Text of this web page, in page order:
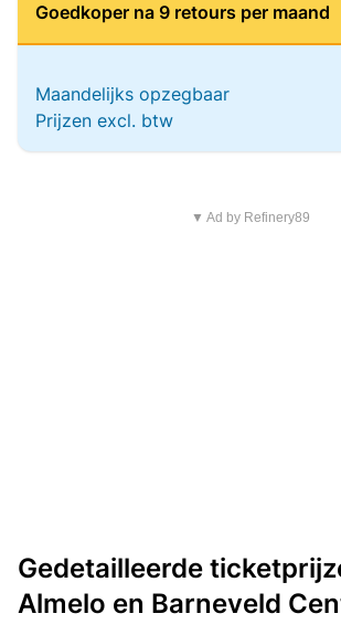
Goedkoper na 9 retours per maand
Maandelijks opzegbaar
Prijzen excl. btw
▼ Ad by Refinery89
Gedetailleerde
Almelo en Barneveld